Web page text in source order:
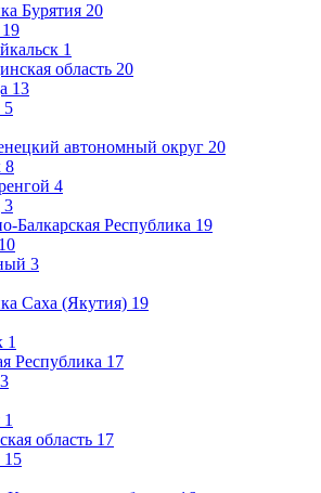
Бурятия 20
19
1
область 20
13
5
автономный округ 20
8
4
3
Балкарская Республика 19
10
3
Саха (Якутия) 19
1
Республика 17
3
1
область 17
15